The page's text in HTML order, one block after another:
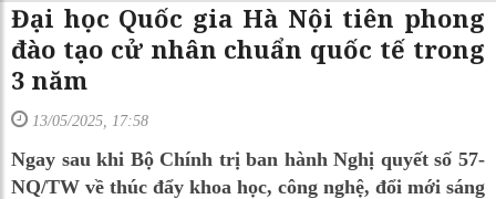
Đại học Quốc gia Hà Nội tiên phong
đào tạo cử nhân chuẩn quốc tế trong
3 năm
13/05/2025, 17:58
Ngay sau khi Bộ Chính trị ban hành Nghị quyết số 57-
NQ/TW về thúc đẩy khoa học, công nghệ, đổi mới sáng